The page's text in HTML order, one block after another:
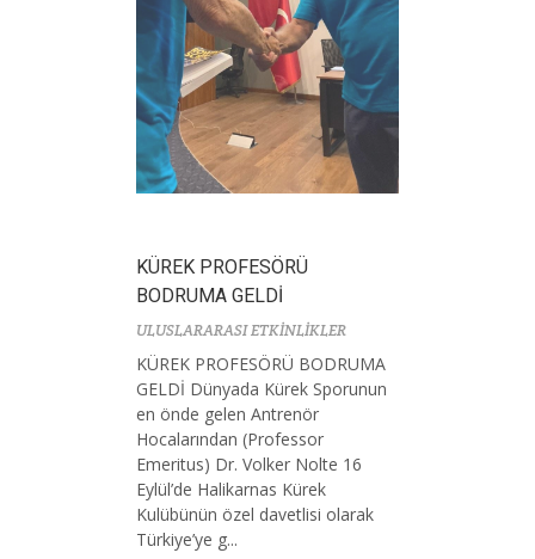
KÜREK PROFESÖRÜ
BODRUMA GELDİ
ULUSLARARASI ETKİNLİKLER
KÜREK PROFESÖRÜ BODRUMA
GELDİ Dünyada Kürek Sporunun
en önde gelen Antrenör
Hocalarından (Professor
Emeritus) Dr. Volker Nolte 16
Eylül’de Halikarnas Kürek
Kulübünün özel davetlisi olarak
Türkiye’ye g...